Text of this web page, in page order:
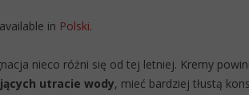
in Polski.
nieco różni się od tej letniej. Kremy
utracie wody, mieć bardziej tłustą